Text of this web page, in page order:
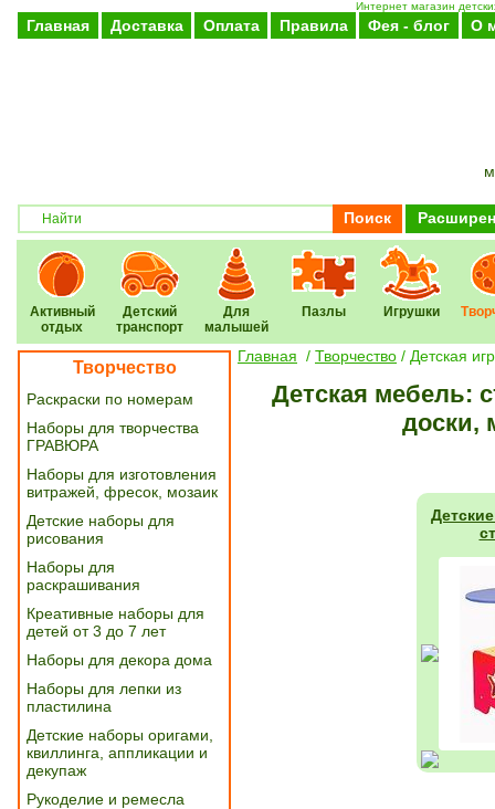
Интернет магазин
Главная Доставка Оплата Правила Фея - блог О
Поиск
Активный
отдых
Детский
транспорт
Для
малышей
Пазлы Игрушки
Творчество
Раскраски по номерам
Наборы для творчества
ГРАВЮРА
Наборы для изготовления
витражей, фресок, мозаик
Детские наборы для
рисования
Наборы для
раскрашивания
Креативные наборы для
детей от 3 до 7 лет
Наборы для декора дома
Наборы для лепки из
пластилина
Детские наборы оригами,
квиллинга, аппликации и
декупаж
Рукоделие и ремесла
Главная / Творчество / Детская
Детская мебель:
доски,